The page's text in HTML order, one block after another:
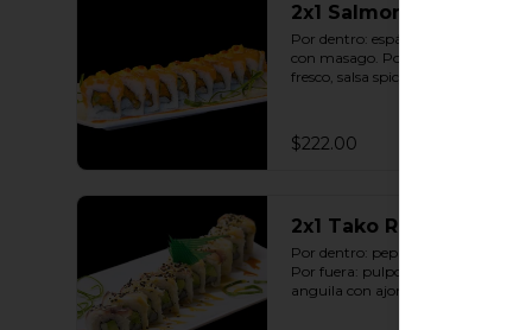
2x1 Salmon Roll
Por dentro: espárrago capeado
con masago. Por fuera: salmón
fresco, salsa spicy con sriracha (10
$222.00
2x1 Tako Roll
Por dentro: pepino y aguacate.
Por fuera: pulpo, queso y salsa de
anguila con ajonjolí (10 pzas. por